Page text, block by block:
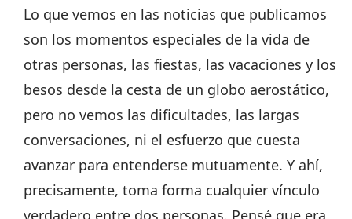
Lo que vemos en las noticias que publicamos
son los momentos especiales de la vida de
otras personas, las fiestas, las vacaciones y los
besos desde la cesta de un globo aerostático,
pero no vemos las dificultades, las largas
conversaciones, ni el esfuerzo que cuesta
avanzar para entenderse mutuamente. Y ahí,
precisamente, toma forma cualquier vínculo
verdadero entre dos personas. Pensé que era